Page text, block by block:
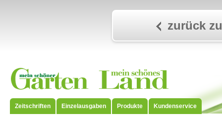
zurück
Zeitschriften Einzelausgaben Produkte Kundenservice